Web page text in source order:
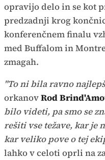
opravijo delo in se kot
predzadnji krog
konferenčnem finalu
med Buffalom in
zmagah.
"To ni bila ravno
orkanovRod
bilo videti, pa smo se
rešiti vse težave, kar je
kar veliko pove o tej
lahko v celoti oprli na